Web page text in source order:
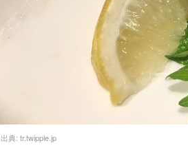
出典: tr.twipple.jp